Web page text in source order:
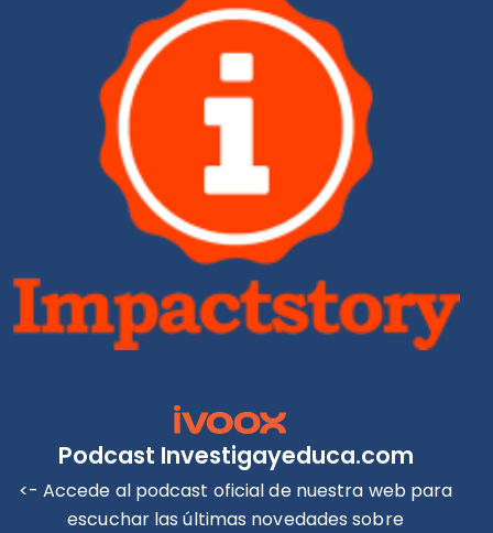
Podcast Investigayeduca.com
<- Accede al podcast oficial de nuestra web para
escuchar las últimas novedades sobre